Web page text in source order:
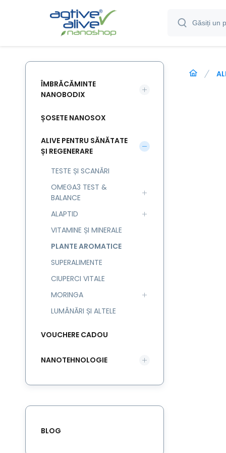
ÎMBRĂCĂMINTE
NANOBODIX
ȘOSETE NANOSOX
ALIVE PENTRU SĂNĂTATE
ȘI REGENERARE
TESTE ȘI SCANĂRI
OMEGA3 TEST &
BALANCE
ALAPTID
VITAMINE ȘI MINERALE
PLANTE AROMATICE
SUPERALIMENTE
CIUPERCI VITALE
MORINGA
LUMÂNĂRI ȘI ALTELE
VOUCHERE CADOU
NANOTEHNOLOGIE
BLOG